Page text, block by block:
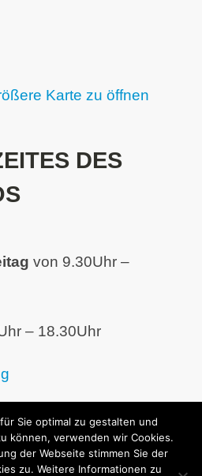
DES
von 9.30Uhr –
– 18.30Uhr
Sie optimal zu gestalten und
können, verwenden wir Cookies.
der Webseite stimmen Sie der
zu. Weitere Informationen zu